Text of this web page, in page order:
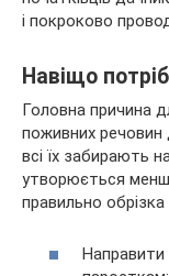
і покроково
Навіщо
Головна причина
поживних
всі їх забирають
утворюється
правильно
Направити